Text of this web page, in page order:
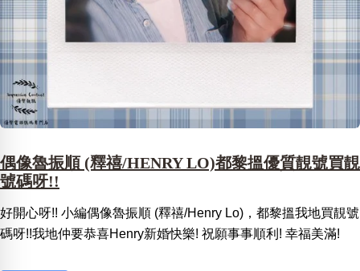
偶像魯振順 (釋禧/HENRY LO)都黎搵優質靚號買靚
號碼呀!!
好開心呀!! 小編偶像魯振順 (釋禧/Henry Lo)，都黎搵我地買靚號
碼呀!!我地仲要恭喜Henry新婚快樂! 祝願事事順利! 幸福美滿!